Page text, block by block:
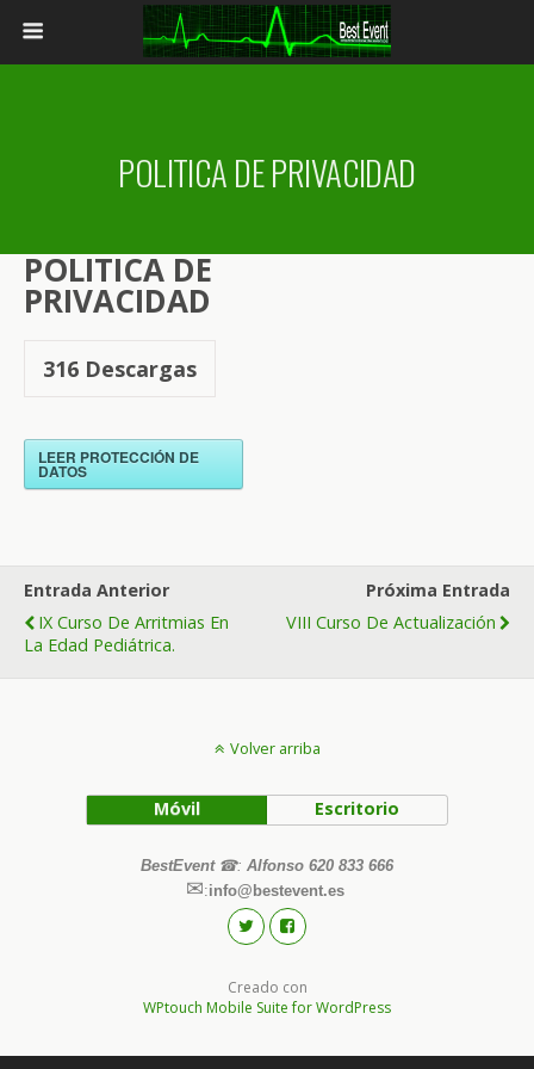
POLITICA DE PRIVACIDAD
POLITICA DE
PRIVACIDAD
316 Descargas
LEER PROTECCIÓN DE
DATOS
Entrada Anterior
IX Curso De Arritmias En
La Edad Pediátrica.
Próxima Entrada
VIII Curso De Actualización
Volver arriba
Móvil Escritorio
BestEvent ☎: Alfonso 620 833 666
✉:info@bestevent.es
Creado con
WPtouch Mobile Suite for WordPress